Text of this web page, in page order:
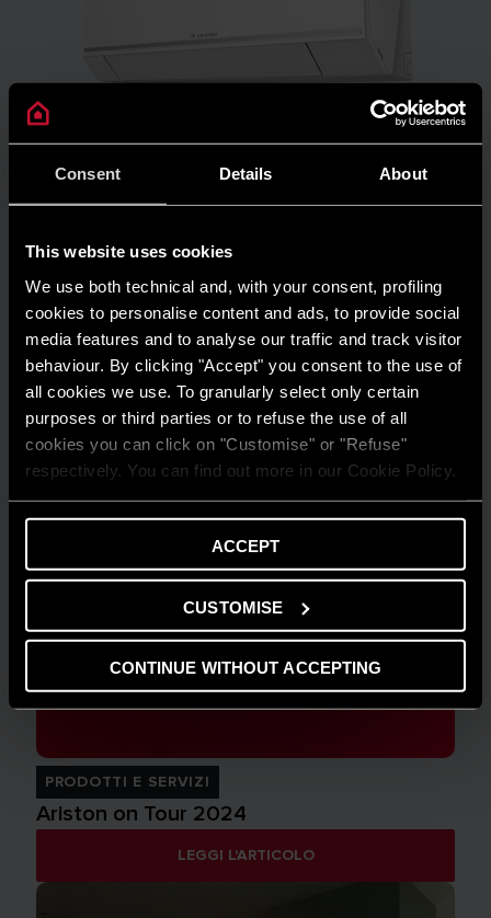
Consent Details About
This website uses cookies
We use both technical and, with your consent, profiling
cookies to personalise content and ads, to provide social
media features and to analyse our traffic and track visitor
behaviour. By clicking "Accept" you consent to the use of
all cookies we use. To granularly select only certain
purposes or third parties or to refuse the use of all
cookies you can click on "Customise" or "Refuse"
respectively. You can find out more in our Cookie Policy.
ACCEPT
CUSTOMISE
CONTINUE WITHOUT ACCEPTING
PRODOTTI E SERVIZI
NEVIS EVO R32: la grande novità della
LEGGI L'ARTICOLO
PRODOTTI E SERVIZI
Ariston on Tour 2024
LEGGI L'ARTICOLO